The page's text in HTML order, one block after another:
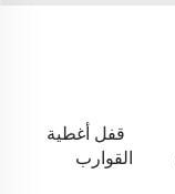
قفل أغطية
القوارب